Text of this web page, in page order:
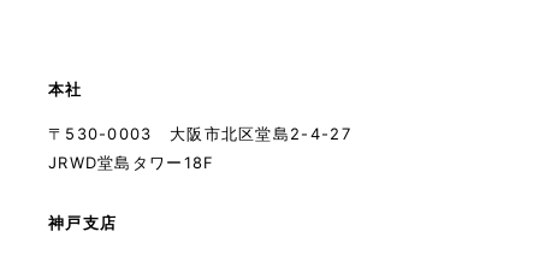
本社
〒530-0003 大阪市北区堂島2-4-27
JRWD堂島タワー18F
神戸支店